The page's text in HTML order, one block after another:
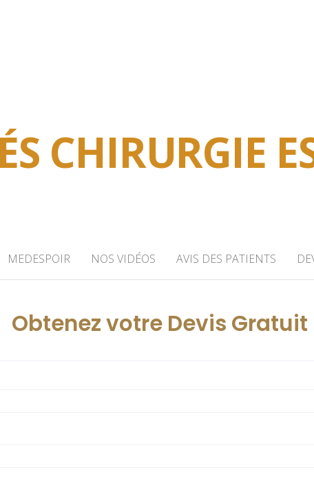
CHIRURGIE
MEDESPOIR NOS VIDÉOS AVIS DES PATIENTS
Obtenez votre Devis Gratuit